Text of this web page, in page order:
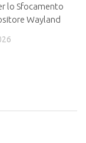
lo Sfocamento
Wayland